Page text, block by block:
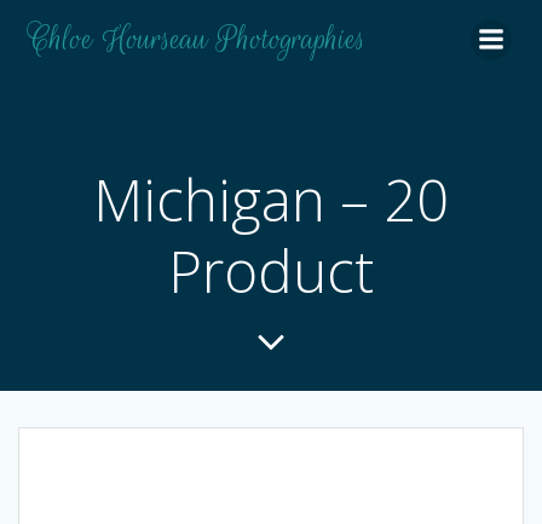
contenu
Chloe Hourseau Photographies
Michigan – 20
Product